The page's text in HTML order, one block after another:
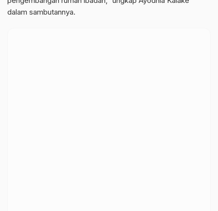
dalam sambutannya.